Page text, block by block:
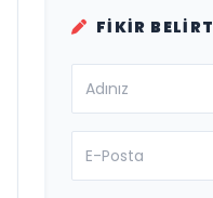
FIKIR BELIRT